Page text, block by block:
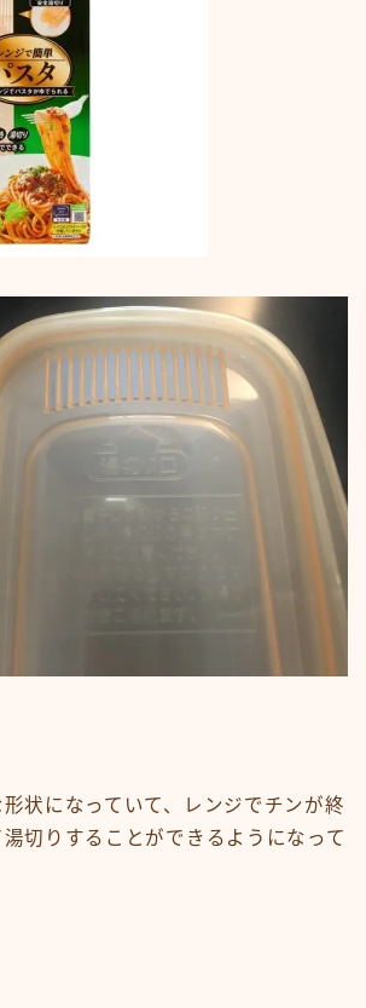
状になっていて、レンジでチンが終
切りすることができるようになって